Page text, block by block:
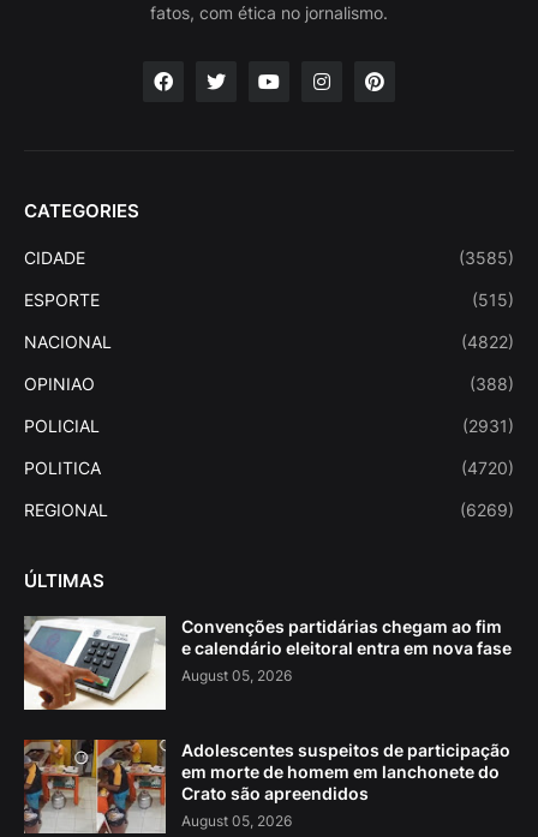
fatos, com ética no jornalismo.
CATEGORIES
CIDADE (3585)
ESPORTE (515)
NACIONAL (4822)
OPINIAO (388)
POLICIAL (2931)
POLITICA (4720)
REGIONAL (6269)
ÚLTIMAS
Convenções partidárias chegam ao fim
e calendário eleitoral entra em nova fase
August 05, 2026
Adolescentes suspeitos de participação
em morte de homem em lanchonete do
Crato são apreendidos
August 05, 2026